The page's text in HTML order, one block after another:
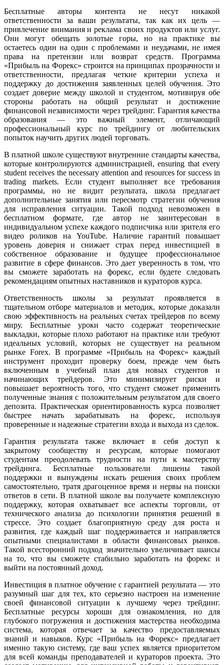
Бесплатные авторы контента не несут никакой
ответственности за ваши результаты, так как их цель —
привлечение внимания и реклама своих продуктов или услуг.
Они могут обещать золотые горы, но на практике вы
остаетесь один на один с проблемами и неудачами, не имея
права на претензии или возврат средств. Программа
«Прибыль на Форекс» строится на принципах прозрачности и
ответственности, предлагая четкие критерии успеха и
поддержку до достижения заявленных целей обучения. Это
создает доверие между школой и студентом, мотивируя обе
стороны работать на общий результат и достижение
финансовой независимости через трейдинг. Гарантия качества
образования — это важный элемент, отличающий
профессиональный курс по трейдингу от любительских
попыток научить других людей торговать.
В платной школе существуют внутренние стандарты качества,
которые контролируются администрацией, ensuring that every
student receives the necessary attention and resources for success in
trading markets. Если студент выполняет все требования
программы, но не видит результата, школа предлагает
дополнительные занятия или пересмотр стратегии обучения
для исправления ситуации. Такой подход невозможен в
бесплатном формате, где автор не заинтересован в
индивидуальном успехе каждого подписчика или зрителя его
видео роликов на YouTube. Наличие гарантий повышает
уровень доверия и снижает страх перед инвестицией в
собственное образование и будущее профессиональное
развитие в сфере финансов. Это дает уверенность в том, что
вы сможете заработать на форекс, если будете следовать
рекомендациям опытных наставников и кураторов курса.
Ответственность школы за результат проявляется в
тщательном отборе материалов и методик, которые доказали
свою эффективность на реальных счетах трейдеров по всему
миру. Бесплатные уроки часто содержат теоретические
выкладки, которые плохо работают на практике или требуют
идеальных условий, которых не существует на реальном
рынке Forex. В программе «Прибыль на Форекс» каждый
инструмент проходит проверку боем, прежде чем быть
включенным в учебный план для новых студентов и
начинающих трейдеров. Это минимизирует риски и
повышает вероятность того, что студент сможет применить
полученные знания с положительным результатом для своего
депозита. Практическая ориентированность курса позволяет
быстрее начать зарабатывать на форекс, используя
проверенные и надежные стратегии входа и выхода из сделок.
Гарантия результата также включает в себя доступ к
закрытому сообществу и ресурсам, которые помогают
студентам преодолевать трудности на пути к мастерству
трейдинга. Бесплатные пользователи лишены такой
поддержки и вынуждены искать решения своих проблем
самостоятельно, тратя драгоценное время и нервы на поиски
ответов в сети. В платной школе вы получаете комплексную
поддержку, которая охватывает все аспекты торговли, от
технического анализа до психологии принятия решений в
стрессе. Это создает благоприятную среду для роста и
развития, где каждый шаг поддерживается и направляется
опытными специалистами в области финансовых рынков.
Такой всесторонний подход значительно увеличивает шансы
на то, что вы сможете стабильно заработать на форекс и
выйти на постоянный доход.
Инвестиция в платное обучение с гарантией результата — это
разумный шаг для тех, кто серьезно настроен на изменение
своей финансовой ситуации к лучшему через трейдинг.
Бесплатные ресурсы хороши для ознакомления, но для
глубокого погружения и достижения мастерства необходима
система, которая отвечает за качество предоставляемых
знаний и навыков. Курс «Прибыль на Форекс» предлагает
именно такую систему, где ваш успех является приоритетом
для всей команды преподавателей и кураторов проекта. Это